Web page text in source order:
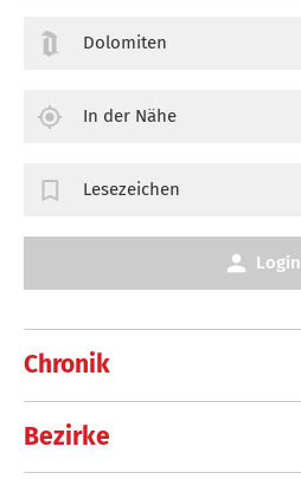
Chronik
Bezirke
Dolomiten
In der Nähe
Lesezeichen
Login